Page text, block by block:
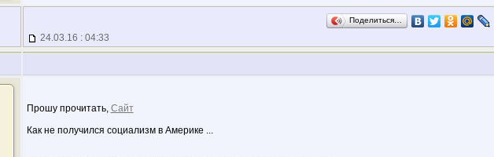
Поделиться…
24.03.16 : 04:33
Прошу прочитать, Сайт
Как не получился социализм в Америке ...